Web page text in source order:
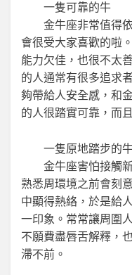
一隻可靠的牛
金牛座非常值得依
會很受大家喜歡的啦
能力欠佳，也很不太
的人通常有很多追求
夠帶給人安全感，和
的人很踏實可靠，而
一隻原地踏步的
金牛座害怕接觸新
熟悉周環境之前會刻
中顯得熱絡，於是給
一印象。常常讓周圍
不願費盡唇舌解釋，
滯不前。